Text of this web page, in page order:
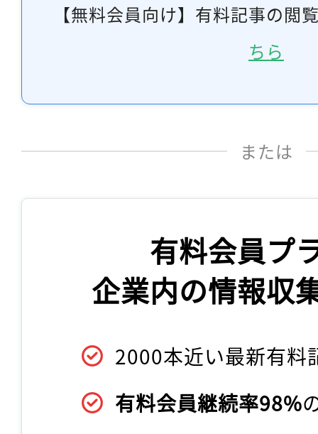
【無料会員向け】有料記事の閲
ちら
または
有料会員プ
企業内の情報収
2000本近い最新有料
有料会員継続率98%